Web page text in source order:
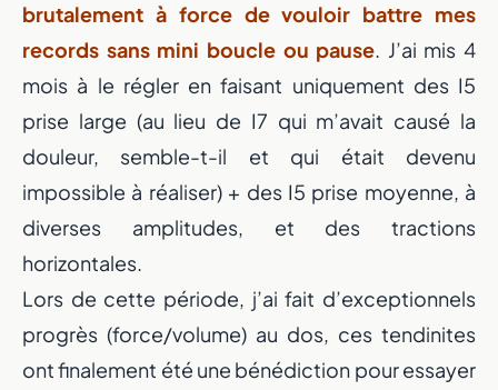
brutalement à force de vouloir battre mes
records sans mini boucle ou pause. J’ai mis 4
mois à le régler en faisant uniquement des I5
prise large (au lieu de I7 qui m’avait causé la
douleur, semble-t-il et qui était devenu
impossible à réaliser) + des I5 prise moyenne, à
diverses amplitudes, et des tractions
horizontales.
Lors de cette période, j’ai fait d’exceptionnels
progrès (force/volume) au dos, ces tendinites
ont finalement été une bénédiction pour essayer